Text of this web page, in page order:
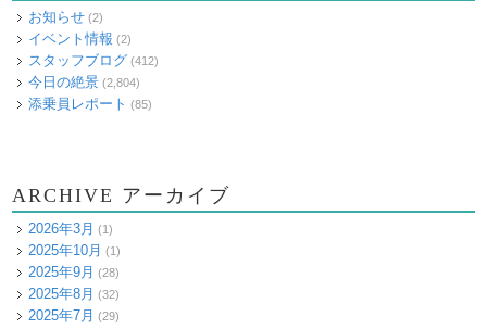
お知らせ (2)
イベント情報 (2)
スタッフブログ (412)
今日の絶景 (2,804)
添乗員レポート (85)
ARCHIVE アーカイブ
2026年3月 (1)
2025年10月 (1)
2025年9月 (28)
2025年8月 (32)
2025年7月 (29)